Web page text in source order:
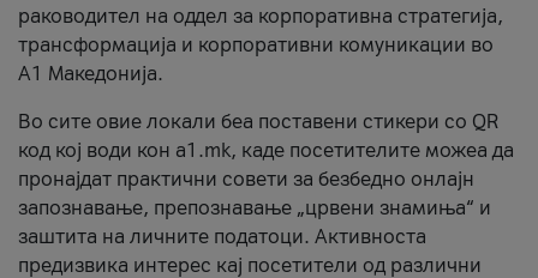
раководител на оддел за корпоративна стратегија,
трансформација и корпоративни комуникации во
А1 Македонија.
Во сите овие локали беа поставени стикери со QR
код кој води кон a1.mk, каде посетителите можеа да
пронајдат практични совети за безбедно онлајн
запознавање, препознавање „црвени знамиња“ и
заштита на личните податоци. Активноста
предизвика интерес кај посетители од различни